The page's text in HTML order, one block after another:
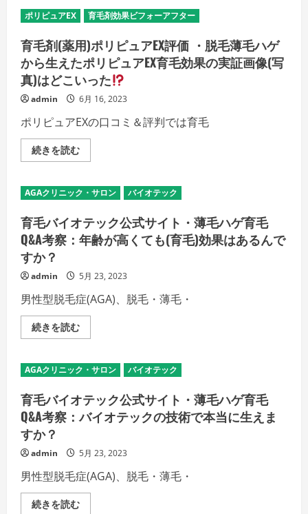
果
を
パ
ー
ア
ッ
プ
し
よ
う！
皮
ッ
サ
ー
の
詳
を
ご
覧
く
い
ア
EX
式
サ
イ
ト
記
事
の
考
察：
ポ
リ
ピ
ア
シ
ャ
ン
ー
が
育
の
育
効
ア
ッ
プ
訣
の
細
を
ご
覧
さ
ポリピュアEX 育毛剤効果ビフォーアフター
育毛剤(薬用)ポリピュアEX評価 ・脱毛薄毛ハゲ
から生えたポリピュアEX育毛効果の実証画像(写
真)はどこいった
admin 6月 16, 2023
ポリピュアEXの口コミ＆評判では育毛
続きを読む育
毛
用)
ポ
ピ
ュ
ア
EX
・
脱
毛
薄
毛
ハ
か
生
え
た
リ
ピ
ュ
育
毛
果
実
証
AGAクリニック・サロン バイオテック
育毛バイオテック公式サイト・薄毛ハゲ育毛
Q&A考察：年齢が高くても(育毛)効果はあるんで
すか？
admin 5月 23, 2023
男性型脱毛症(AGA)、脱毛・薄毛・
続きを読む育
毛
オ
テ
ク
公
式
サ
薄
毛
ハ
ゲ
育
毛
AGAクリニック・サロン バイオテック
育毛バイオテック公式サイト・薄毛ハゲ育毛
Q&A考察：バイオテックの技術で本当に生えま
すか？
admin 5月 23, 2023
男性型脱毛症(AGA)、脱毛・薄毛・
続きを読む育